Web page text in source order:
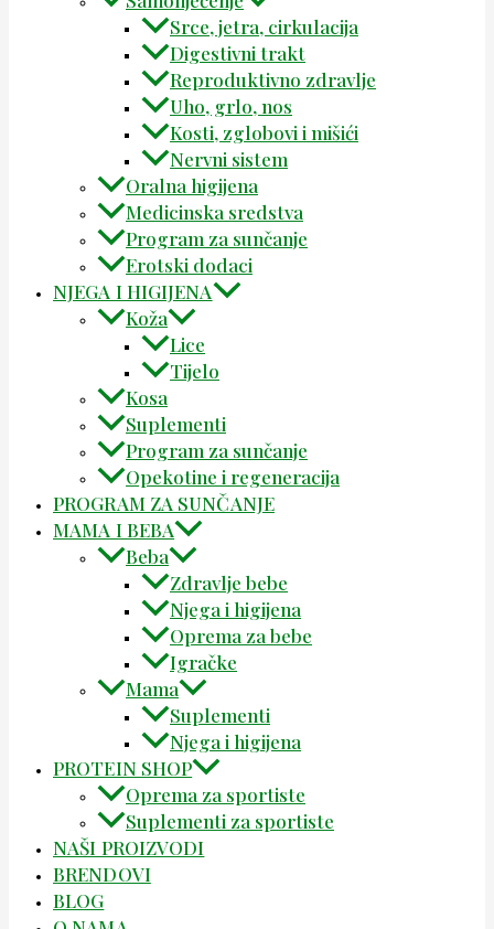
Srce, jetra, cirkulacija
Digestivni trakt
Reproduktivno zdravlje
Uho, grlo, nos
Kosti, zglobovi i mišići
Nervni sistem
Oralna higijena
Medicinska sredstva
Program za sunčanje
Erotski dodaci
NJEGA I HIGIJENA
Koža
Lice
Tijelo
Kosa
Suplementi
Program za sunčanje
Opekotine i regeneracija
PROGRAM ZA SUNČANJE
MAMA I BEBA
Beba
Zdravlje bebe
Njega i higijena
Oprema za bebe
Igračke
Mama
Suplementi
Njega i higijena
PROTEIN SHOP
Oprema za sportiste
Suplementi za sportiste
NAŠI PROIZVODI
BRENDOVI
BLOG